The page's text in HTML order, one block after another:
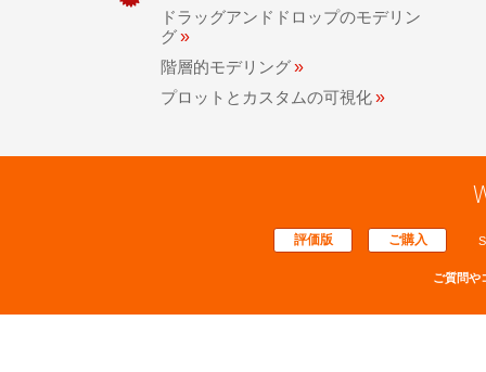
ドラッグアンドドロップのモデリン
グ »
階層的モデリング »
プロットとカスタムの可視化 »
評価版 ご購入
ご質問や